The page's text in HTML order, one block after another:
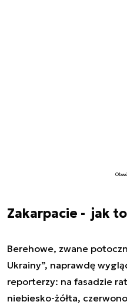
Zakarpacie - jak
Berehowe, zwane
Ukrainy”, naprawdę
reporterzy: na fasadzie
niebiesko-żółta,